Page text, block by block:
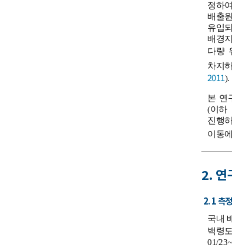
정하
배출
유입
배경
다량
차지
2011).
본 연
(이하
진행
이동
2. 연
2. 1 측
국내
백령
01/